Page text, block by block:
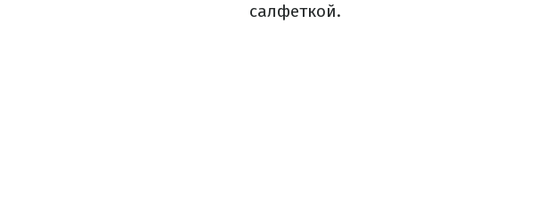
салфеткой.